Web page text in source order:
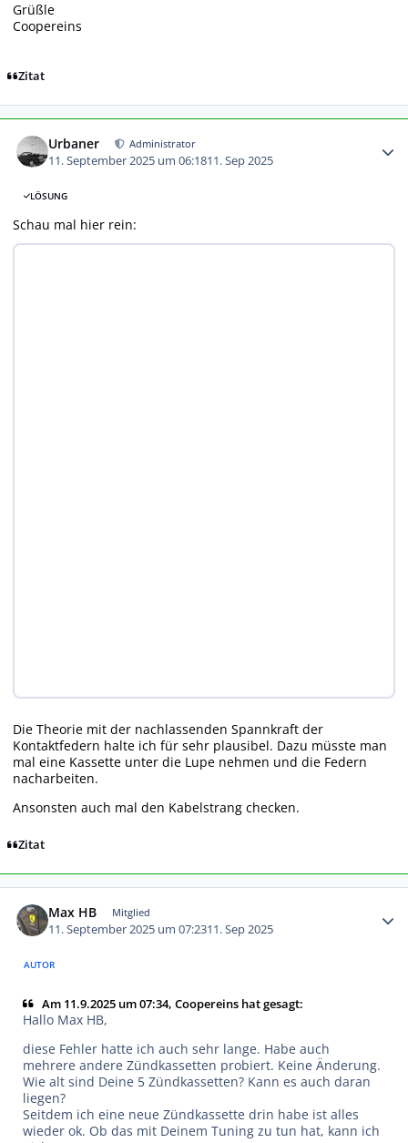
Grüßle
Coopereins
Zitat
Urbaner Administrator
11. September 2025 um 06:1811. Sep 2025
LÖSUNG
Schau mal hier rein:
Die Theorie mit der nachlassenden Spannkraft der
Kontaktfedern halte ich für sehr plausibel. Dazu müsste man
mal eine Kassette unter die Lupe nehmen und die Federn
nacharbeiten.
Ansonsten auch mal den Kabelstrang checken.
Zitat
Max HB Mitglied
11. September 2025 um 07:2311. Sep 2025
AUTOR
Am 11.9.2025 um 07:34, Coopereins hat gesagt:
Hallo Max HB,
diese Fehler hatte ich auch sehr lange. Habe auch
mehrere andere Zündkassetten probiert. Keine Änderung.
Wie alt sind Deine 5 Zündkassetten? Kann es auch daran
liegen?
Seitdem ich eine neue Zündkassette drin habe ist alles
wieder ok. Ob das mit Deinem Tuning zu tun hat, kann ich